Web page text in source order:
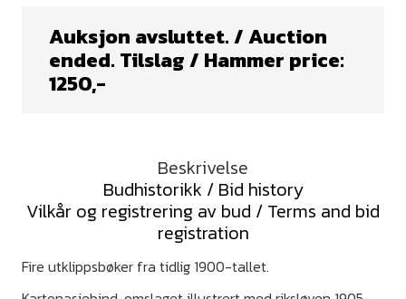
Auksjon avsluttet. / Auction
ended. Tilslag / Hammer price:
1250,-
Beskrivelse
Budhistorikk / Bid history
Vilkår og registrering av bud / Terms and bid
registration
Fire utklippsbøker fra tidlig 1900-tallet.